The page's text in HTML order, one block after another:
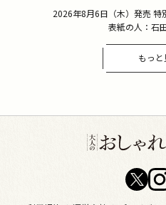
2026年8月6日（木）発売
表紙の人：石
もっと